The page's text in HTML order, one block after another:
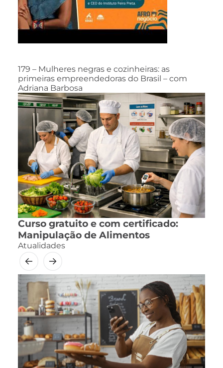
179 – Mulheres negras e cozinheiras: as
primeiras empreendedoras do Brasil – com
Adriana Barbosa
Curso gratuito e com certificado:
Manipulação de Alimentos
Atualidades